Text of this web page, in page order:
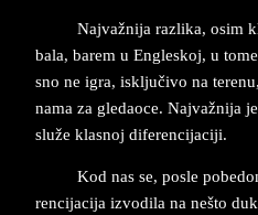
Naj­važnija raz­li­ka, osim
ba­la, ba­rem u En­gle­skoj, u
sno ne igra, isključivo na
na­ma za gle­da­o­ce. Najvažnija
služe kl­a­snoj di­fe­ren­ci­ja­ci­ji.
Kod nas se, po­sle
ren­ci­ja­ci­ja iz­vo­di­la na nešto